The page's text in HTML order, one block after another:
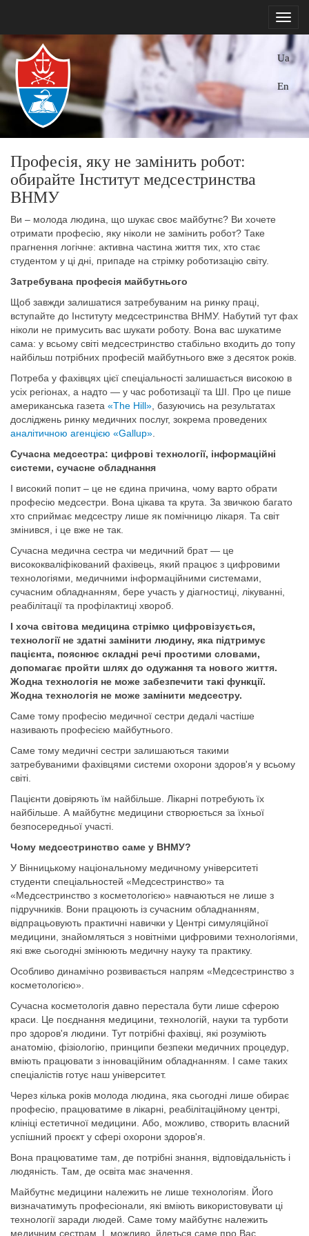
Ua
En
Професія, яку не замінить робот:
обирайте Інститут медсестринства
ВНМУ
Ви – молода людина, що шукає своє майбутнє? Ви хочете
отримати професію, яку ніколи не замінить робот? Таке
прагнення логічне: активна частина життя тих, хто стає
студентом у ці дні, припаде на стрімку роботизацію світу.
Затребувана професія майбутнього
Щоб завжди залишатися затребуваним на ринку праці,
вступайте до Інституту медсестринства ВНМУ. Набутий тут фах
ніколи не примусить вас шукати роботу. Вона вас шукатиме
сама: у всьому світі медсестринство стабільно входить до топу
найбільш потрібних професій майбутнього вже з десяток років.
Потреба у фахівцях цієї спеціальності залишається високою в
усіх регіонах, а надто — у час роботизації та ШІ. Про це пише
американська газета «The Hill» , базуючись на результатах
досліджень ринку медичних послуг, зокрема проведених
аналітичною агенцією «Gallup»
Сучасна медсестра: цифрові технології, інформаційні
системи, сучасне обладнання
І високий попит – це не єдина причина, чому варто обрати
професію медсестри. Вона цікава та крута. За звичкою багато
хто сприймає медсестру лише як помічницю лікаря. Та світ
змінився, і це вже не так.
Сучасна медична сестра чи медичний брат — це
висококваліфікований фахівець, який працює з цифровими
технологіями, медичними інформаційними системами,
сучасним обладнанням, бере участь у діагностиці, лікуванні,
реабілітації та профілактиці хвороб.
І хоча світова медицина стрімко цифровізується,
технології не здатні замінити людину, яка підтримує
пацієнта, пояснює складні речі простими словами,
допомагає пройти шлях до одужання та нового життя.
Жодна технологія не може забезпечити такі функції.
Жодна технологія не може замінити медсестру.
Саме тому професію медичної сестри дедалі частіше
називають професією майбутнього.
Саме тому медичні сестри залишаються такими
затребуваними фахівцями системи охорони здоров'я у всьому
світі.
Пацієнти довіряють їм найбільше. Лікарні потребують їх
найбільше. А майбутнє медицини створюється за їхньої
безпосередньої участі.
Чому медсестринство саме у ВНМУ?
У Вінницькому національному медичному університеті
студенти спеціальностей «Медсестринство» та
«Медсестринство з косметологією» навчаються не лише з
підручників. Вони працюють із сучасним обладнанням,
відпрацьовують практичні навички у Центрі симуляційної
медицини, знайомляться з новітніми цифровими технологіями,
які вже сьогодні змінюють медичну науку та практику.
Особливо динамічно розвивається напрям «Медсестринство з
косметологією».
Сучасна косметологія давно перестала бути лише сферою
краси. Це поєднання медицини, технологій, науки та турботи
про здоров'я людини. Тут потрібні фахівці, які розуміють
анатомію, фізіологію, принципи безпеки медичних процедур,
вміють працювати з інноваційним обладнанням. І саме таких
спеціалістів готує наш університет.
Через кілька років молода людина, яка сьогодні лише обирає
професію, працюватиме в лікарні, реабілітаційному центрі,
клініці естетичної медицини. Або, можливо, створить власний
успішний проєкт у сфері охорони здоров'я.
Вона працюватиме там, де потрібні знання, відповідальність і
людяність. Там, де освіта має значення.
Майбутнє медицини належить не лише технологіям. Його
визначатимуть професіонали, які вміють використовувати ці
технології заради людей. Саме тому майбутнє належить
медичним сестрам. І, можливо, йдеться саме про Вас.